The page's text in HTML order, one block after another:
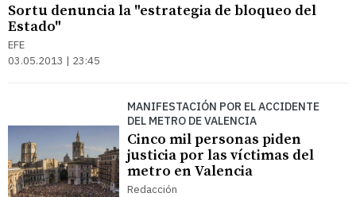
Sortu denuncia la "estrategia de bloqueo del
Estado"
EFE
03.05.2013 | 23:45
MANIFESTACIÓN POR EL ACCIDENTE
DEL METRO DE VALENCIA
Cinco mil personas piden
justicia por las víctimas del
metro en Valencia
Redacción